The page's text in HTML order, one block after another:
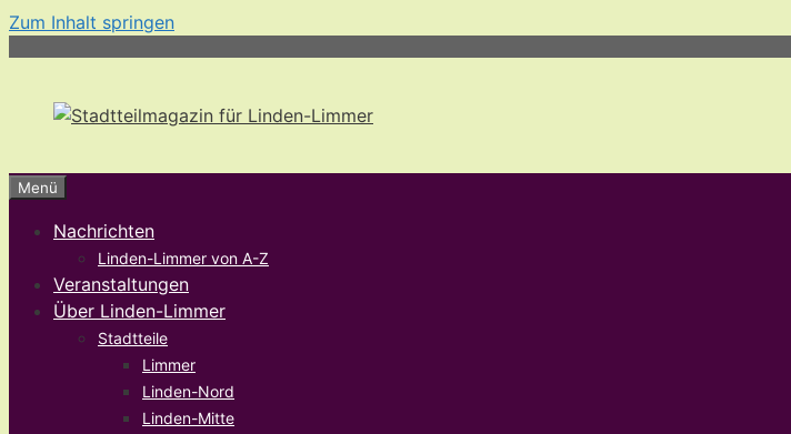
Zum Inhalt springen
Menü
Nachrichten
Linden-Limmer von A-Z
Veranstaltungen
Über Linden-Limmer
Stadtteile
Limmer
Linden-Nord
Linden-Mitte